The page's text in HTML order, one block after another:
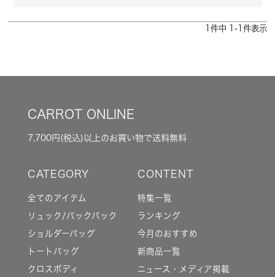
件中 -1 件表示
CARROT ONLINE
7,700円(税込)以上のお買い物で送料無料
全てのアイテム
リュック/バックパック
ショルダーバッグ
トートバッグ
クロスボディ
特集一覧
ランキング
今月のおすすめ
新商品一覧
ニュース・メディア掲載